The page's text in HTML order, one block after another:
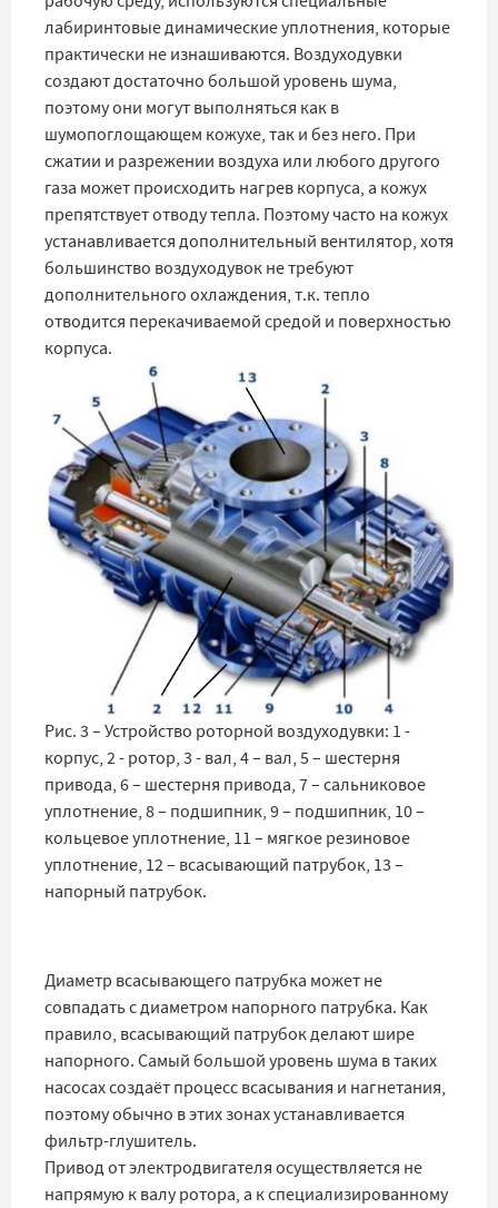
лабиринтовые динамические уплотнения, которые
практически не изнашиваются. Воздуходувки
создают достаточно большой уровень шума,
поэтому они могут выполняться как в
шумопоглощающем кожухе, так и без него. При
сжатии и разрежении воздуха или любого другого
газа может происходить нагрев корпуса, а кожух
препятствует отводу тепла. Поэтому часто на кожух
устанавливается дополнительный вентилятор, хотя
большинство воздуходувок не требуют
дополнительного охлаждения, т.к. тепло
отводится перекачиваемой средой и поверхностью
корпуса.
Рис. 3 – Устройство роторной воздуходувки: 1 -
корпус, 2 - ротор, 3 - вал, 4 – вал, 5 – шестерня
привода, 6 – шестерня привода, 7 – сальниковое
уплотнение, 8 – подшипник, 9 – подшипник, 10 –
кольцевое уплотнение, 11 – мягкое резиновое
уплотнение, 12 – всасывающий патрубок, 13 –
напорный патрубок.
Диаметр всасывающего патрубка может не
совпадать с диаметром напорного патрубка. Как
правило, всасывающий патрубок делают шире
напорного. Самый большой уровень шума в таких
насосах создаёт процесс всасывания и нагнетания,
поэтому обычно в этих зонах устанавливается
фильтр-глушитель.
Привод от электродвигателя осуществляется не
напрямую к валу ротора, а к специализированному